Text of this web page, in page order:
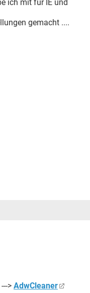
ich mit für IE und
gemacht ....
> AdwCleaner